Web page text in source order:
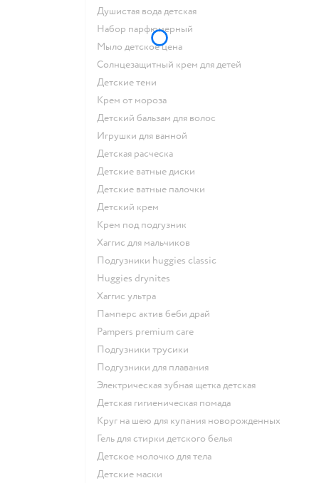
душистая вода детская
набор парфюмерный
мыло детское цена
солнцезащитный крем для детей
детские тени
крем от мороза
детский бальзам для волос
игрушки для ванной
детская расческа
детские ватные диски
детские ватные палочки
детский крем
крем под подгузник
хаггис для мальчиков
подгузники huggies classic
huggies drynites
хаггис ультра
памперс актив беби драй
pampers premium care
подгузники трусики
подгузники для плавания
электрическая зубная щетка детская
детская гигиеническая помада
круг на шею для купания новорожденных
гель для стирки детского белья
детское молочко для тела
детские маски